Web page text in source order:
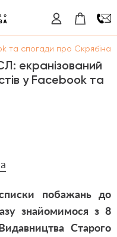
та спогади про Скрябіна
екранізований
у Facebook та
побажань до
знайомимося з 8
Старого